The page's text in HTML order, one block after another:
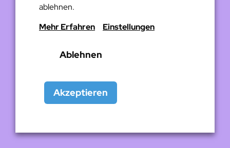
ablehnen.
Mehr Erfahren
Einstellungen
Ablehnen
Akzeptieren